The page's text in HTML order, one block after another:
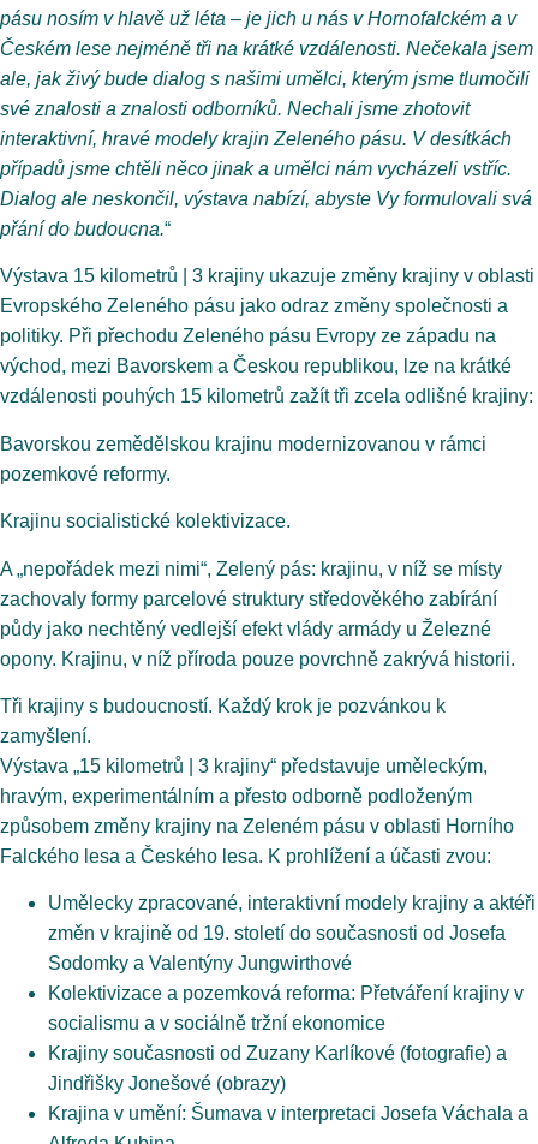
pásu nosím v hlavě už léta – je jich u nás v Hornofalckém a v
Českém lese nejméně tři na krátké vzdálenosti. Nečekala jsem
ale, jak živý bude dialog s našimi umělci, kterým jsme tlumočili
své znalosti a znalosti odborníků. Nechali jsme zhotovit
interaktivní, hravé modely krajin Zeleného pásu. V desítkách
případů jsme chtěli něco jinak a umělci nám vycházeli vstříc.
Dialog ale neskončil, výstava nabízí, abyste Vy formulovali svá
přání do budoucna.“
Výstava 15 kilometrů | 3 krajiny ukazuje změny krajiny v oblasti
Evropského Zeleného pásu jako odraz změny společnosti a
politiky. Při přechodu Zeleného pásu Evropy ze západu na
východ, mezi Bavorskem a Českou republikou, lze na krátké
vzdálenosti pouhých 15 kilometrů zažít tři zcela odlišné krajiny:
Bavorskou zemědělskou krajinu modernizovanou v rámci
pozemkové reformy.
Krajinu socialistické kolektivizace.
A „nepořádek mezi nimi“, Zelený pás: krajinu, v níž se místy
zachovaly formy parcelové struktury středověkého zabírání
půdy jako nechtěný vedlejší efekt vlády armády u Železné
opony. Krajinu, v níž příroda pouze povrchně zakrývá historii.
Tři krajiny s budoucností. Každý krok je pozvánkou k
zamyšlení.
Výstava „15 kilometrů | 3 krajiny“ představuje uměleckým,
hravým, experimentálním a přesto odborně podloženým
způsobem změny krajiny na Zeleném pásu v oblasti Horního
Falckého lesa a Českého lesa. K prohlížení a účasti zvou:
Umělecky zpracované, interaktivní modely krajiny a aktéři
změn v krajině od 19. století do současnosti od Josefa
Sodomky a Valentýny Jungwirthové
Kolektivizace a pozemková reforma: Přetváření krajiny v
socialismu a v sociálně tržní ekonomice
Krajiny současnosti od Zuzany Karlíkové (fotografie) a
Jindřišky Jonešové (obrazy)
Krajina v umění: Šumava v interpretaci Josefa Váchala a